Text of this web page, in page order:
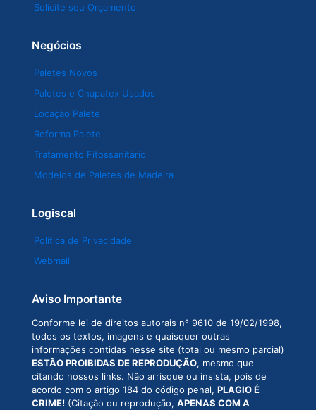
Solicite seu Orçamento
Negócios
Paletes Novos
Paletes e Chapatex Usados
Locação Palete
Reforma Palete
Tratamento Fitossanitário
Modelos de Paletes de Madeira
Logiscal
Política de Privacidade
Webmail
Aviso Importante
Conforme lei de direitos autorais nº 9610 de 19/02/1998,
todos os textos, imagens e quaisquer outras
informações contidas nesse site (total ou mesmo parcial)
ESTÃO PROIBIDAS DE REPRODUÇÃO, mesmo que
citando nossos links. Não arrisque ou insista, pois de
acordo com o artigo 184 do código penal, PLAGIO É
CRIME! (Citação ou reprodução, APENAS COM A